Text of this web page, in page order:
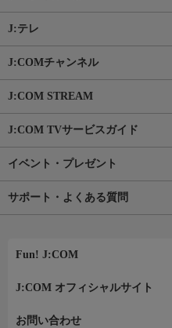
J:テレ
J:COMチャンネル
J:COM STREAM
J:COM TVサービスガイド
イベント・プレゼント
サポート・よくある質問
Fun! J:COM
J:COM オフィシャルサイト
お問い合わせ